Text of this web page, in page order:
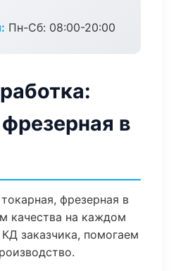
Пн-Сб: 08:00-20:00
в
фрезерная в
качества на каждом
заказчика, помогаем